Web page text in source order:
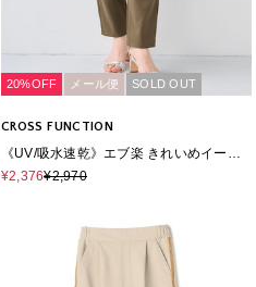
20%OFF メール便 SOLD OUT
CROSS FUNCTION
《UV/吸水速乾》エブ楽 きれいめイージ
ーパンツ
¥2,376¥2,970